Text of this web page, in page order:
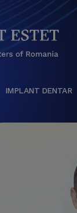
IMPLANT DENTAR